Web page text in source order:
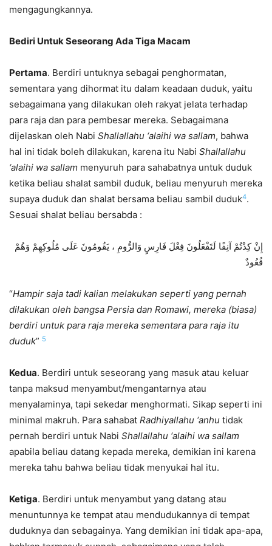
mengagungkannya.
Bediri Untuk Seseorang Ada Tiga Macam
Pertama. Berdiri untuknya sebagai penghormatan,
sementara yang dihormat itu dalam keadaan duduk, yaitu
sebagaimana yang dilakukan oleh rakyat jelata terhadap
para raja dan para pembesar mereka. Sebagaimana
dijelaskan oleh Nabi Shallallahu ‘alaihi wa sallam, bahwa
hal ini tidak boleh dilakukan, karena itu Nabi Shallallahu
‘alaihi wa sallam menyuruh para sahabatnya untuk duduk
ketika beliau shalat sambil duduk, beliau menyuruh mereka
supaya duduk dan shalat bersama beliau sambil duduk4.
Sesuai shalat beliau bersabda :
إِنْ كِدْتُمْ آنِفًا لَتَفْعَلُونَ فِعْلَ فَارِسٍ وَالرُّومِ ، يَقُومُونَ عَلَى مُلُوكِهِمْ وَهُمْ
قُعُودٌ
“Hampir saja tadi kalian melakukan seperti yang pernah
dilakukan oleh bangsa Persia dan Romawi, mereka (biasa)
berdiri untuk para raja mereka sementara para raja itu
duduk” 5
Kedua. Berdiri untuk seseorang yang masuk atau keluar
tanpa maksud menyambut/mengantarnya atau
menyalaminya, tapi sekedar menghormati. Sikap seperti ini
minimal makruh. Para sahabat Radhiyallahu ‘anhu tidak
pernah berdiri untuk Nabi Shallallahu ‘alaihi wa sallam
apabila beliau datang kepada mereka, demikian ini karena
mereka tahu bahwa beliau tidak menyukai hal itu.
Ketiga. Berdiri untuk menyambut yang datang atau
menuntunnya ke tempat atau mendudukannya di tempat
duduknya dan sebagainya. Yang demikian ini tidak apa-apa,